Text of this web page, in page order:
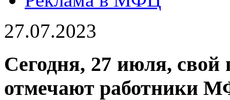
27.07.2023
Сегодня, 27 июля,
отмечают работники